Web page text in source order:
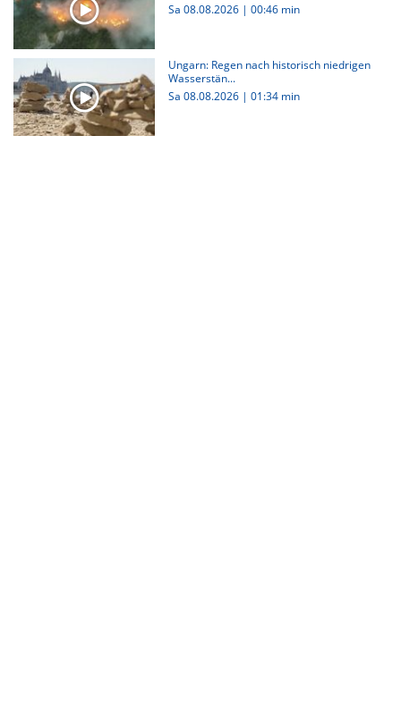
Sa 08.08.2026 | 00:46 min
Ungarn: Regen nach historisch niedrigen
Wasserstän...
Sa 08.08.2026 | 01:34 min